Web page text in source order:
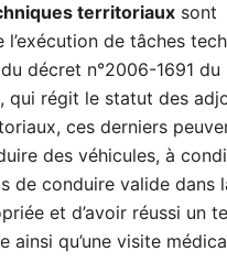
territoriaux sont
l’exécution de tâches
décret n°2006-1691 du
qui régit le statut des
ces derniers
des véhicules, à
de conduire valide dans
et d’avoir réussi un
ainsi qu’une visite